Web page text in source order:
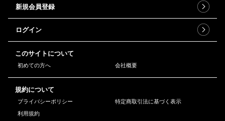
新規会員登録
ログイン
このサイトについて
初めての方へ 会社概要
規約について
プライバシーポリシー
特定商取引法に基づく表示
利用規約